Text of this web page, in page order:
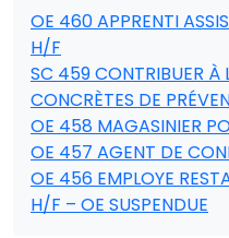
OE 460 APPRENTI
H/F
SC 459 CONTRIBUER À
CONCRÈTES DE
OE 458 MAGASINIER
OE 457 AGENT DE
OE 456 EMPLOYE
H/F – OE SUSPENDUE